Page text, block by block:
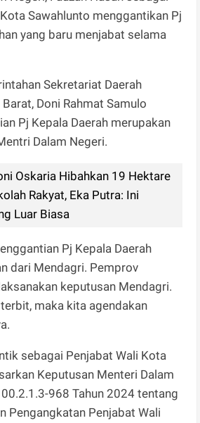
Sawahlunto menggantikan Pj
yang baru menjabat selama
Sekretariat Daerah
Doni Rahmat Samulo
Pj Kepala Daerah merupakan
Dalam Negeri.
Oskaria Hibahkan 19 Hektare
Rakyat, Eka Putra: Ini
Luar Biasa
Pj Kepala Daerah
dari Mendagri. Pemprov
keputusan Mendagri.
maka kita agendakan
sebagai Penjabat Wali Kota
Keputusan Menteri Dalam
968 Tahun 2024 tentang
Pengangkatan Penjabat Wali